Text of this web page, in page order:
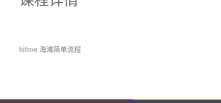
bifrost 海滩简单流程